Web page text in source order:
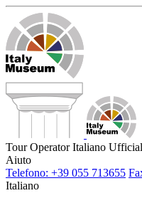
Tour Operator Italiano
Aiuto
Telefono: +39 055 713655
Italiano